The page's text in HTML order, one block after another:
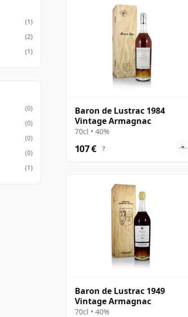
Baron de Lustrac 1984
Vintage Armagnac
70cl • 40%
107 € ?
Baron de Lustrac 1949
Vintage Armagnac
70cl • 40%
(1)
(2)
(1)
(0)
(0)
(0)
(0)
(1)